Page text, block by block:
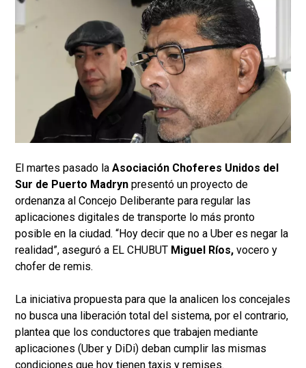
El martes pasado la Asociación Choferes Unidos del
Sur de Puerto Madryn presentó un proyecto de
ordenanza al Concejo Deliberante para regular las
aplicaciones digitales de transporte lo más pronto
posible en la ciudad. “Hoy decir que no a Uber es negar la
realidad”, aseguró a EL CHUBUT Miguel Ríos, vocero y
chofer de remis.
La iniciativa propuesta para que la analicen los concejales
no busca una liberación total del sistema, por el contrario,
plantea que los conductores que trabajen mediante
aplicaciones (Uber y DiDi) deban cumplir las mismas
condiciones que hoy tienen taxis y remises.